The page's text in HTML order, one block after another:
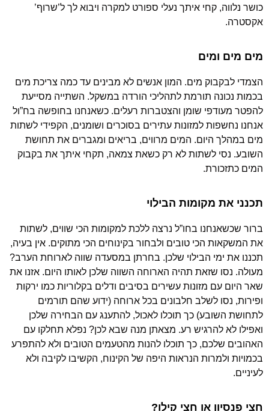
כושר נלווה, קחי איתך נעלי ספורט למקרה ויבוא לך ל’שרוף’
אקסטרה.
מים מים ומים
הצמדי לבקבוק מים. המון אנשים לא מבינים עד כמה צריכת מים
בכמות נכונה תורמת לתהליכי הורדה במשקל. השתייה מסייעת
להפטר מעודפי שומן והצטברות רעלים. כשאנחנו בחופשה בח”ול
אנחנו נחשפות למזונות עתירים בסוכרים ושומנים, הקפידי לשתות
מים במהלך היום. המים מרווים, בריאים ומגברים את תחושת
השובע. נסי לשתות לא רק כשאת צמאה, תקחי איתך את בקבוק
המים כתזכורת.
תכנני את מקומות הבילוי
ברור שכשאנחנו בחו”ל נרצה ללכת למקומות הכי שווים, לשתות
את המשקאות הכי טובים ולבחור בקינוחים הכי מתוקים. אין בעיה,
תכננו את ימי הבילוי שלכן. בחרתן במסעדה שווה לארוחת הערב?
מעולה. נסו שזאת תהיה הארוחה השווה שלכן לאותו היום. אזנו את
שאר היום עם מזונות עשירים בסיבים ודלים בקלוריות כמו ירקות
ופירות, נסו לשלב חלבונים בכל ארוחה (ידוע שהם תורמים
לתחושת השובע) כך תוכלו לאכול, להתענג עם הבחירה שלכן
ואפילו לא להרגיש רע. מצאתן מנה שבא לכן? נפלא תחלקו עם
האהובים שלכם, כך תוכלו להנות מהטעמים הטובים ולא להתפרע
בכמויות ולמרות הנראות היפה של הקינוח, הקשיבו לקיבה ולא
לעיניים.
חצי פנסיון או חצי קילו?